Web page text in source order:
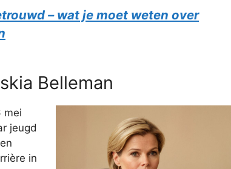
– wat je moet weten over
Belleman
mei
jeugd
in